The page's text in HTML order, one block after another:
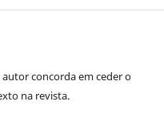
concorda em ceder o
na revista.